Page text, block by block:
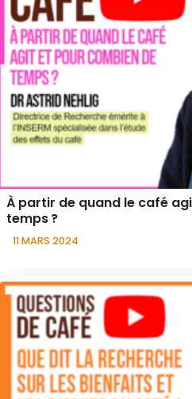
À partir de quand le café
temps ?
11 MARS 2024